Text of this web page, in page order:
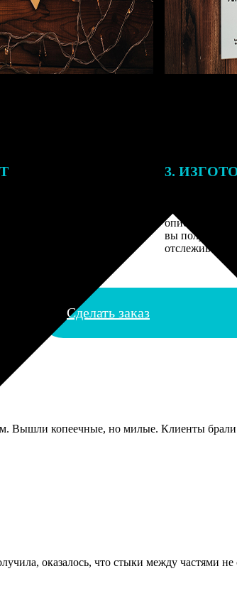
3.
описанием
вы получите
отслеживания.
Сделать заказ
Вышли копеечные, но милые. Клиенты
оказалось, что стыки между частями